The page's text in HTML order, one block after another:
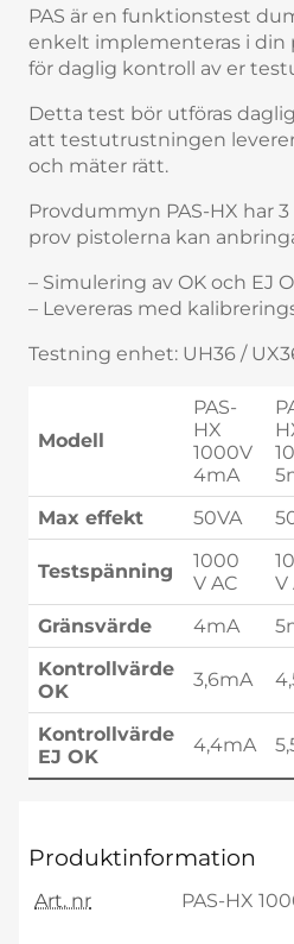
PAS är en funktionstest
enkelt implementeras i din
för daglig kontroll av er
Detta test bör utföras
att testutrustningen
och mäter rätt.
Provdummyn PAS-HX har
prov pistolerna kan
– Simulering av OK och EJ
– Levereras med
Testning enhet: UH36 /
Modell
PAS-
HX
1000V
4mA
Max effekt
50VA
Testspänning
1000
V AC
V
Gränsvärde
4mA
Kontrollvärde
OK
3,6mA
Kontrollvärde
EJ OK
4,4mA
Produktinformation
Art. nr PAS-HX